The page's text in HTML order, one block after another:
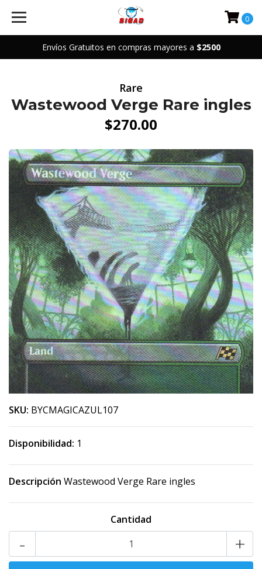
Envíos Gratuitos en compras mayores a $2500
0
Rare
Wastewood Verge Rare ingles
$270.00
SKU: BYCMAGICAZUL107
Disponibilidad: 1
Descripción Wastewood Verge Rare ingles
Cantidad
+
-